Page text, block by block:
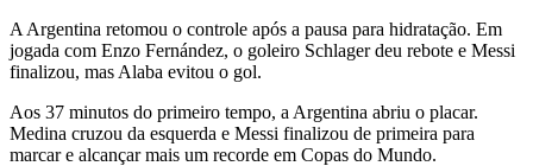
A Argentina retomou o controle após a pausa para hidratação. Em
jogada com Enzo Fernández, o goleiro Schlager deu rebote e Messi
finalizou, mas Alaba evitou o gol.
Aos 37 minutos do primeiro tempo, a Argentina abriu o placar.
Medina cruzou da esquerda e Messi finalizou de primeira para
marcar e alcançar mais um recorde em Copas do Mundo.